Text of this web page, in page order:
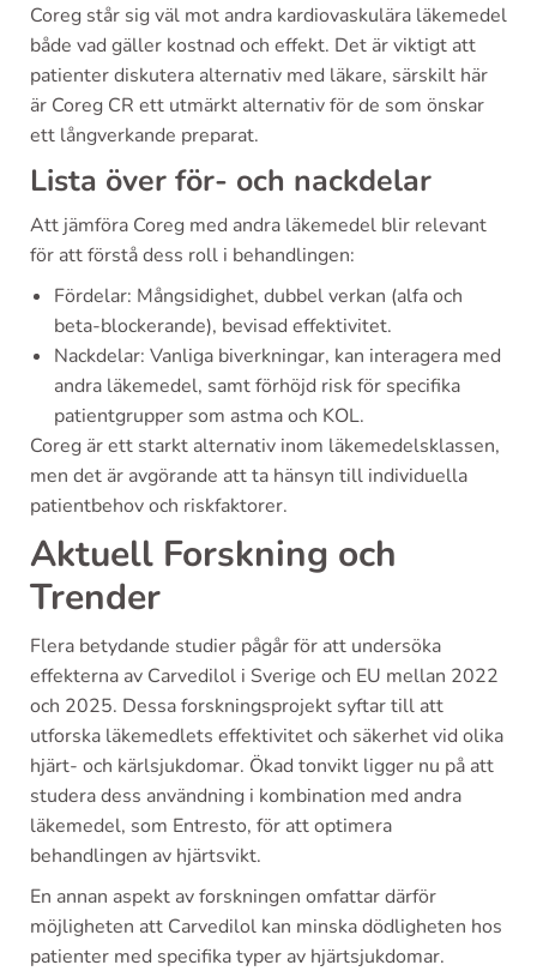
Coreg står sig väl mot andra kardiovaskulära läkemedel
både vad gäller kostnad och effekt. Det är viktigt att
patienter diskutera alternativ med läkare, särskilt här
är Coreg CR ett utmärkt alternativ för de som önskar
ett långverkande preparat.
Lista över för- och nackdelar
Att jämföra Coreg med andra läkemedel blir relevant
för att förstå dess roll i behandlingen:
Fördelar: Mångsidighet, dubbel verkan (alfa och
beta-blockerande), bevisad effektivitet.
Nackdelar: Vanliga biverkningar, kan interagera med
andra läkemedel, samt förhöjd risk för specifika
patientgrupper som astma och KOL.
Coreg är ett starkt alternativ inom läkemedelsklassen,
men det är avgörande att ta hänsyn till individuella
patientbehov och riskfaktorer.
Aktuell Forskning och
Trender
Flera betydande studier pågår för att undersöka
effekterna av Carvedilol i Sverige och EU mellan 2022
och 2025. Dessa forskningsprojekt syftar till att
utforska läkemedlets effektivitet och säkerhet vid olika
hjärt- och kärlsjukdomar. Ökad tonvikt ligger nu på att
studera dess användning i kombination med andra
läkemedel, som Entresto, för att optimera
behandlingen av hjärtsvikt.
En annan aspekt av forskningen omfattar därför
möjligheten att Carvedilol kan minska dödligheten hos
patienter med specifika typer av hjärtsjukdomar.